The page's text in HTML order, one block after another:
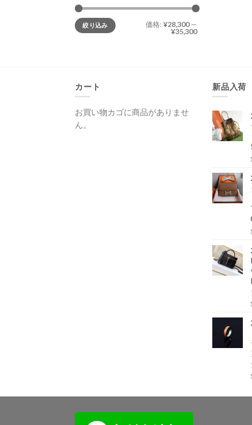
最
低
価
最
高
価
絞り込み 価格: ¥28,300—
¥35,300
カート
お買い物カゴに商品がありませ
ん。
新品入荷